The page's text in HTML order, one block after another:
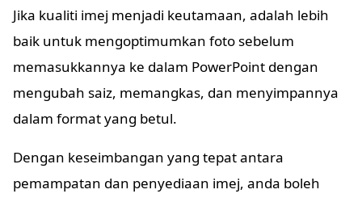
Jika kualiti imej menjadi keutamaan, adalah lebih
baik untuk mengoptimumkan foto sebelum
memasukkannya ke dalam PowerPoint dengan
mengubah saiz, memangkas, dan menyimpannya
dalam format yang betul.
Dengan keseimbangan yang tepat antara
pemampatan dan penyediaan imej, anda boleh